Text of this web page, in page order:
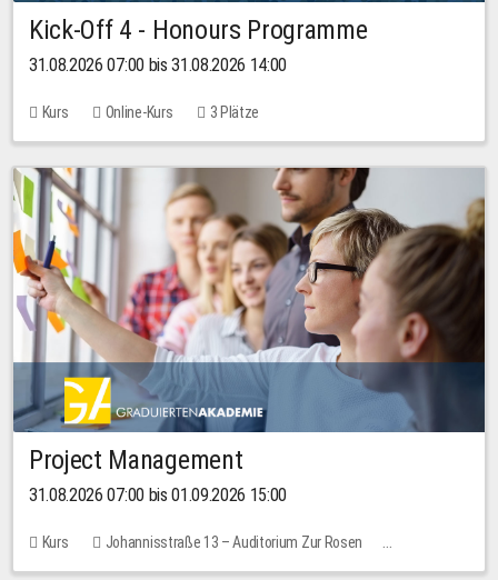
Kick-Off 4 - Honours Programme
31.08.2026 07:00 bis 31.08.2026 14:00
Kurs Online-Kurs 3 Plätze
Project Management
31.08.2026 07:00 bis 01.09.2026 15:00
Kurs
Johannisstraße 13 – Auditorium Zur Rosen
Keine freien Plätze
30,00 EUR